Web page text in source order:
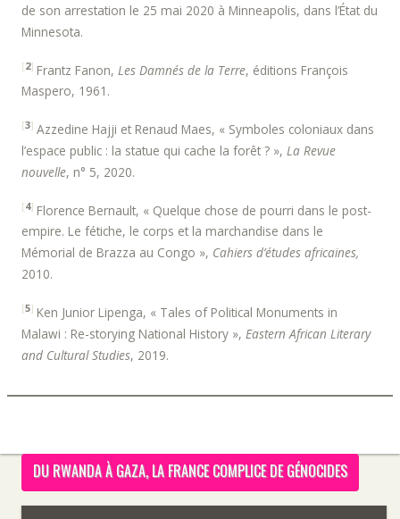
de son arrestation le 25 mai 2020 à Minneapolis, dans l’État du
Minnesota.
[2] Frantz Fanon, Les Damnés de la Terre, éditions François
Maspero, 1961.
[3] Azzedine Hajji et Renaud Maes, « Symboles coloniaux dans
l’espace public : la statue qui cache la forêt ? », La Revue
nouvelle, n° 5, 2020.
[4] Florence Bernault, « Quelque chose de pourri dans le post-
empire. Le fétiche, le corps et la marchandise dans le
Mémorial de Brazza au Congo », Cahiers d’études africaines,
2010.
[5] Ken Junior Lipenga, « Tales of Political Monuments in
Malawi : Re-storying National History », Eastern African Literary
and Cultural Studies, 2019.
DU RWANDA À GAZA, LA FRANCE COMPLICE DE GÉNOCIDES